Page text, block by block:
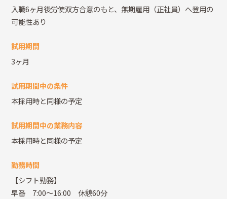
入職6ヶ月後労使双方合意のもと、無期雇用（正社員）へ登用の
可能性あり
試用期間
3ヶ月
試用期間中の条件
本採用時と同様の予定
試用期間中の業務内容
本採用時と同様の予定
勤務時間
【シフト勤務】
早番 7:00～16:00 休憩60分